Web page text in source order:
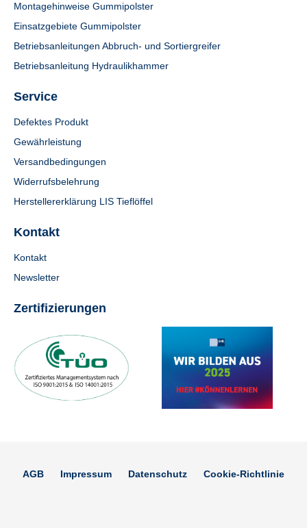
Montagehinweise Gummipolster
Einsatzgebiete Gummipolster
Betriebsanleitungen Abbruch- und Sortiergreifer
Betriebsanleitung Hydraulikhammer
Service
Defektes Produkt
Gewährleistung
Versandbedingungen
Widerrufsbelehrung
Herstellererklärung LIS Tieflöffel
Kontakt
Kontakt
Newsletter
Zertifizierungen
AGB Impressum Datenschutz Cookie-Richtlinie